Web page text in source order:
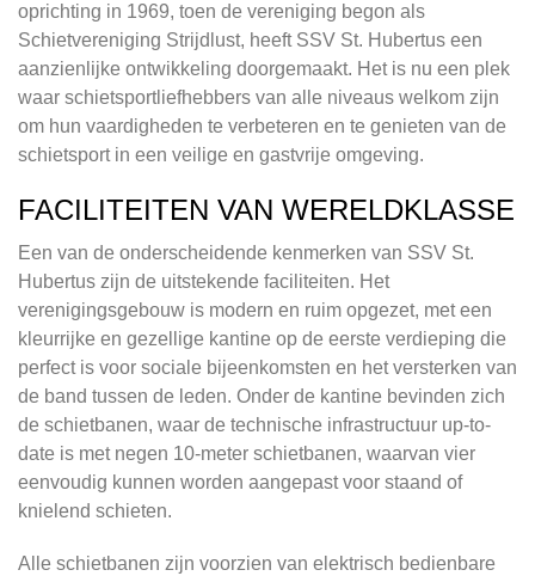
oprichting in 1969, toen de vereniging begon als
Schietvereniging Strijdlust, heeft SSV St. Hubertus een
aanzienlijke ontwikkeling doorgemaakt. Het is nu een plek
waar schietsportliefhebbers van alle niveaus welkom zijn
om hun vaardigheden te verbeteren en te genieten van de
schietsport in een veilige en gastvrije omgeving.
FACILITEITEN VAN WERELDKLASSE
Een van de onderscheidende kenmerken van SSV St.
Hubertus zijn de uitstekende faciliteiten. Het
verenigingsgebouw is modern en ruim opgezet, met een
kleurrijke en gezellige kantine op de eerste verdieping die
perfect is voor sociale bijeenkomsten en het versterken van
de band tussen de leden. Onder de kantine bevinden zich
de schietbanen, waar de technische infrastructuur up-to-
date is met negen 10-meter schietbanen, waarvan vier
eenvoudig kunnen worden aangepast voor staand of
knielend schieten.
Alle schietbanen zijn voorzien van elektrisch bedienbare